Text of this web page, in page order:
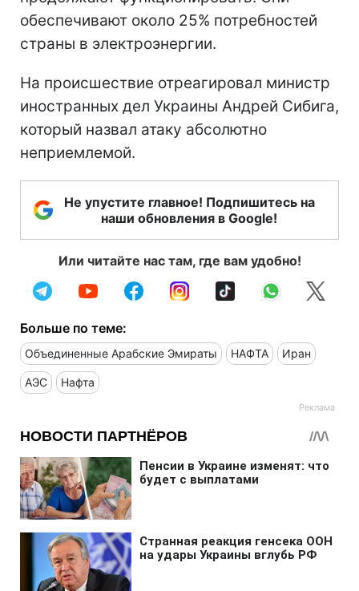
обеспечивают около 25% потребностей
страны в электроэнергии.
На происшествие отреагировал министр
иностранных дел Украины Андрей Сибига,
который назвал атаку абсолютно
неприемлемой.
Не упустите главное! Подпишитесь на
наши обновления в Google!
Или читайте нас там, где вам удобно!
Больше по теме:
Объединенные Арабские Эмираты НАФТА Иран
АЭС Нафта